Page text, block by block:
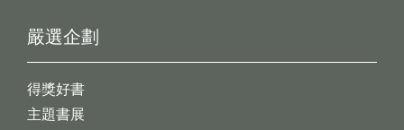
嚴選企劃
得獎好書
主題書展